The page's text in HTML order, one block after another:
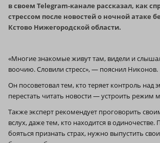
в своем Telegram-канале рассказал, как
стрессом после новостей о ночной атаке
Кстово Нижегородской области.
«Многие знакомые живут там, видели и
воочию. Словили стресс», — пояснил Никонов.
Он посоветовал тем, кто теряет контроль над
перестать читать новости — устроить режим
Также эксперт рекомендует проговорить
вслух, даже тем, кто находится в одиночестве.
бояться признать страх, нужно выпустить